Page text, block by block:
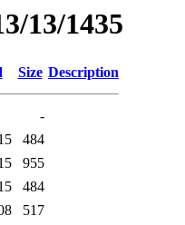
13/1435
Size Description
-
484
955
484
517